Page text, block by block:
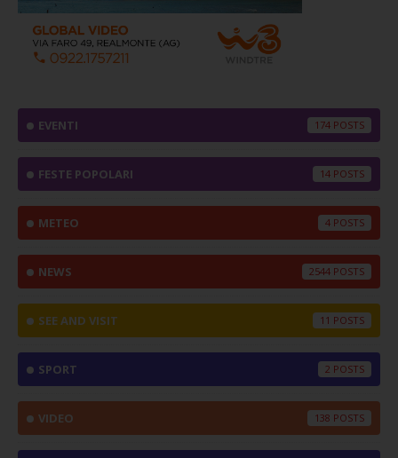
EVENTI 174
FESTE POPOLARI 14
METEO 4
NEWS 2544
SEE AND VISIT 11
SPORT 2
VIDEO 138